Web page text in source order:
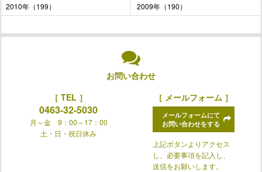
2010年（199）
2009年（190）
お問い合わせ
［ TEL ］
0463-32-5030
月～金 9：00～17：00
土・日・祝日休み
［ メールフォーム ］
メールフォームにて
お問い合わせをする
上記ボタンよりアクセス
し、必要事項を記入し、
送信をお願いします。